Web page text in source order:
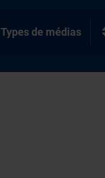
Types de médias